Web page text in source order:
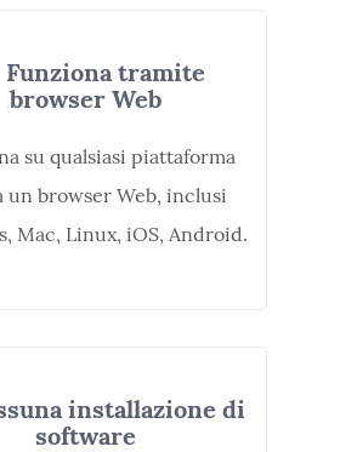
Funziona tramite
browser Web
su qualsiasi piattaforma
un browser Web, inclusi
Mac, Linux, iOS, Android.
installazione di
software